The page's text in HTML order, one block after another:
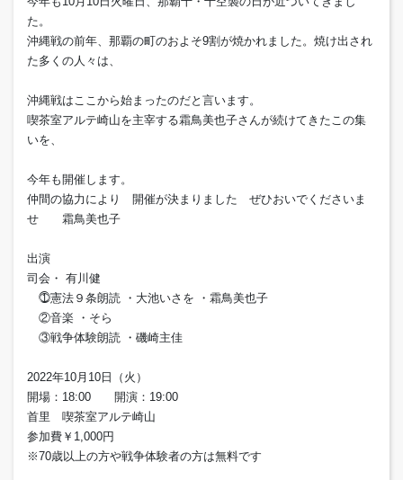
た。
沖縄戦の前年、那覇の町のおよそ9割が焼かれました。焼け出され
た多くの人々は、
沖縄戦はここから始まったのだと言います。
喫茶室アルテ崎山を主宰する霜鳥美也子さんが続けてきたこの集
いを、
今年も開催します。
仲間の協力により 開催が決まりました ぜひおいでくださいま
せ 霜鳥美也子
出演
司会・ 有川健
⓵憲法９条朗読 ・大池いさを ・霜鳥美也子
②音楽 ・そら
③戦争体験朗読 ・磯崎主佳
2022年10月10日（火）
開場：18:00 開演：19:00
首里 喫茶室アルテ崎山
参加費￥1,000円
※70歳以上の方や戦争体験者の方は無料です